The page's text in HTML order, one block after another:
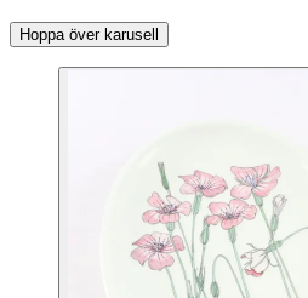
Hoppa över karusell